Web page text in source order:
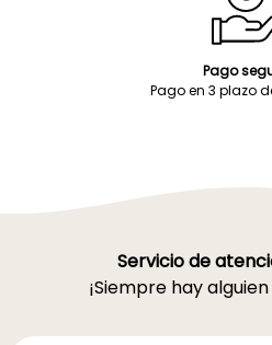
Pago
Pago en 3 plazo
Servicio de
¡Siempre hay